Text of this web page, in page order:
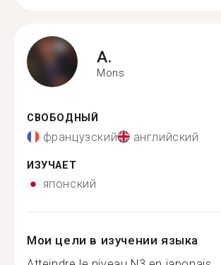
A.
Mons
СВОБОДНЫЙ
французский английский
ИЗУЧАЕТ
японский
Мои цели в изучении языка